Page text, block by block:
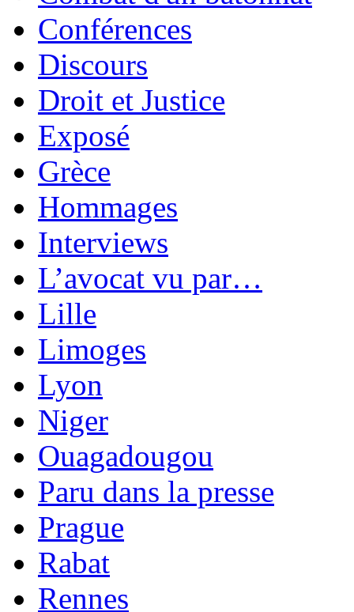
Conférences
Discours
Droit et Justice
Exposé
Grèce
Hommages
Interviews
L’avocat vu par…
Lille
Limoges
Lyon
Niger
Ouagadougou
Paru dans la presse
Prague
Rabat
Rennes